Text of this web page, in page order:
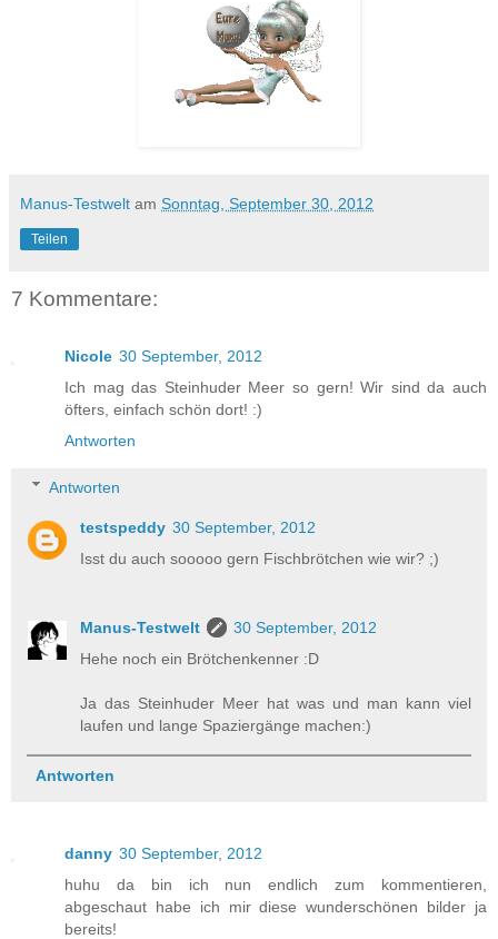
Manus-Testwelt am Sonntag, September 30, 2012
Teilen
7 Kommentare:
Nicole 30 September, 2012
Ich mag das Steinhuder Meer so gern! Wir sind da auch
öfters, einfach schön dort! :)
Antworten
Antworten
testspeddy 30 September, 2012
Isst du auch sooooo gern Fischbrötchen wie wir? ;)
Manus-Testwelt
30 September, 2012
Hehe noch ein Brötchenkenner :D
Ja das Steinhuder Meer hat was und man kann viel
laufen und lange Spaziergänge machen:)
Antworten
danny 30 September, 2012
huhu da bin ich nun endlich zum kommentieren,
abgeschaut habe ich mir diese wunderschönen bilder ja
bereits!